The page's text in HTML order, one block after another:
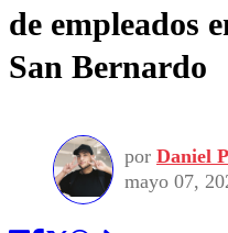
de empleados
San Bernardo
por Daniel
mayo 07,